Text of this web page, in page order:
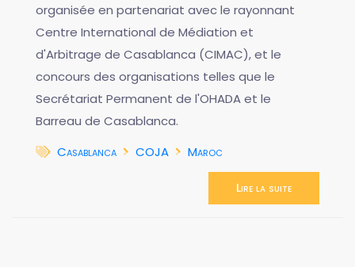
organisée en partenariat avec le rayonnant
Centre International de Médiation et
d'Arbitrage de Casablanca (CIMAC), et le
concours des organisations telles que le
Secrétariat Permanent de l'OHADA et le
Barreau de Casablanca.
Casablanca
COJA Maroc
Lire la suite